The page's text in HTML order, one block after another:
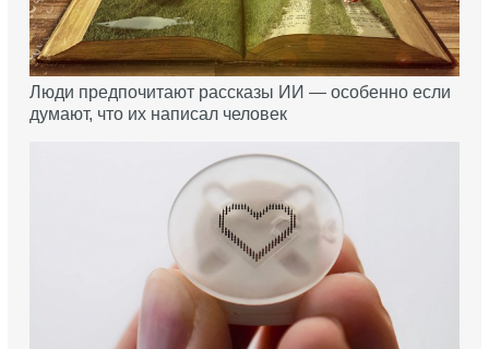
Люди предпочитают рассказы ИИ — особенно если
думают, что их написал человек